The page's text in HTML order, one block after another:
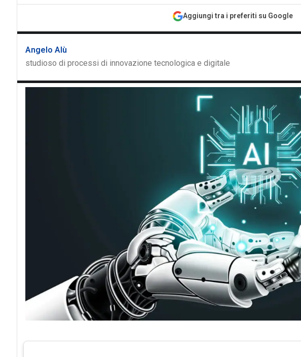
Aggiungi tra i preferiti su Google
Angelo Alù
studioso di processi di innovazione tecnologica e digitale